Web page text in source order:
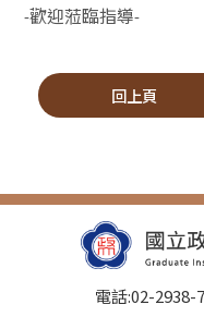
-歡迎蒞臨指導-
回上頁
電話:02-